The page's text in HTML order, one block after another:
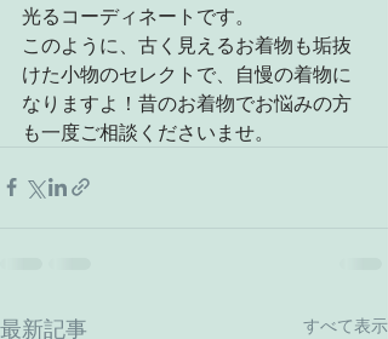
光るコーディネートです。
このように、古く見えるお着物も垢抜
けた小物のセレクトで、自慢の着物に
なりますよ！昔のお着物でお悩みの方
も一度ご相談くださいませ。
最新記事 すべて表示